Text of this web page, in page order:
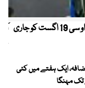
کیریبین پریمیئر لیگ ، قومی کرکٹرز کو این او سی 19 اگست کو جاری
ایک ہفتے میں کئی